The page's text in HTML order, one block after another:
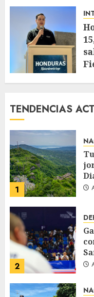
TENDENCIAS
1
2